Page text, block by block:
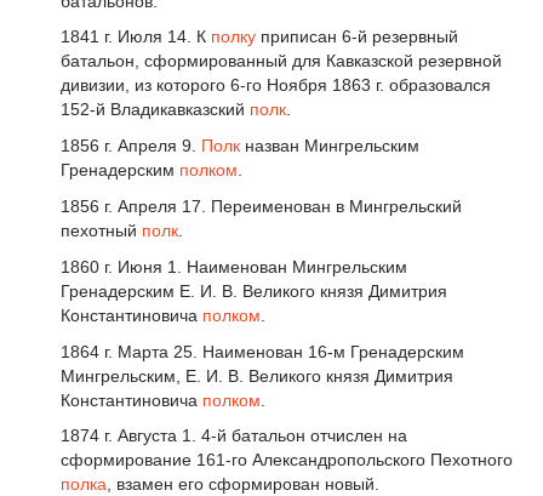
1841 г. Июля 14. К полку приписан 6-й резервный
батальон, сформированный для Кавказской резервной
дивизии, из которого 6-го Ноября 1863 г. образовался
152-й Владикавказский полк.
1856 г. Апреля 9. Полк назван Мингрельским
Гренадерским полком
1856 г. Апреля 17. Переименован в Мингрельский
пехотный полк
1860 г. Июня 1. Наименован Мингрельским
Гренадерским Е. И. В. Великого князя Димитрия
Константиновича полком
1864 г. Марта 25. Наименован 16-м Гренадерским
Мингрельским, Е. И. В. Великого князя Димитрия
Константиновича полком
1874 г. Августа 1. 4-й батальон отчислен на
сформирование 161-го Александропольского Пехотного
полка, взамен его сформирован новый.